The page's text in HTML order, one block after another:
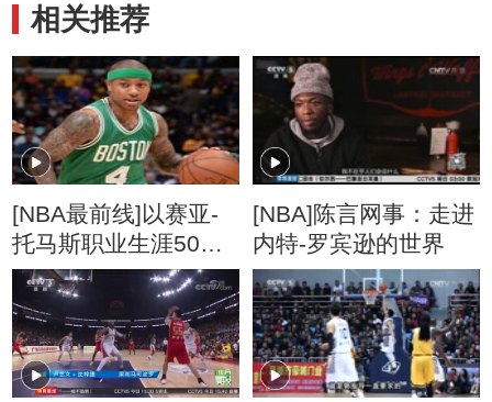
相关推荐
[NBA最前线]以赛亚-
托马斯职业生涯50佳
球
[NBA]陈言网事：走进
内特-罗宾逊的世界